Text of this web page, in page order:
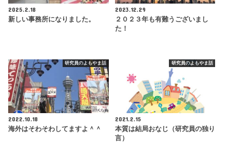
2025.2.18
新しい事務所になりました。
2023.12.29
２０２３年も有難うございまし
た！
研究員のよもやま話
2022.10.18
海外はそわそわしてますよ＾＾
研究員のよもやま話
2021.2.15
本質は結局おなじ（研究員の独り
言）